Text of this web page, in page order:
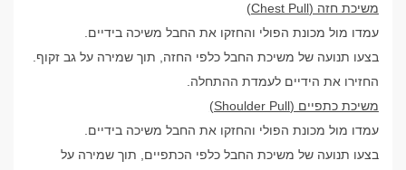
משיכת חזה (Chest Pull)
עמדו מול מכונת הפולי והחזקו את החבל משיכה בידיים.
בצעו תנועה של משיכת החבל כלפי החזה, תוך שמירה על גב זקוף.
החזירו את הידיים לעמדת ההתחלה.
משיכת כתפיים (Shoulder Pull)
עמדו מול מכונת הפולי והחזקו את החבל משיכה בידיים.
בצעו תנועה של משיכת החבל כלפי הכתפיים, תוך שמירה על